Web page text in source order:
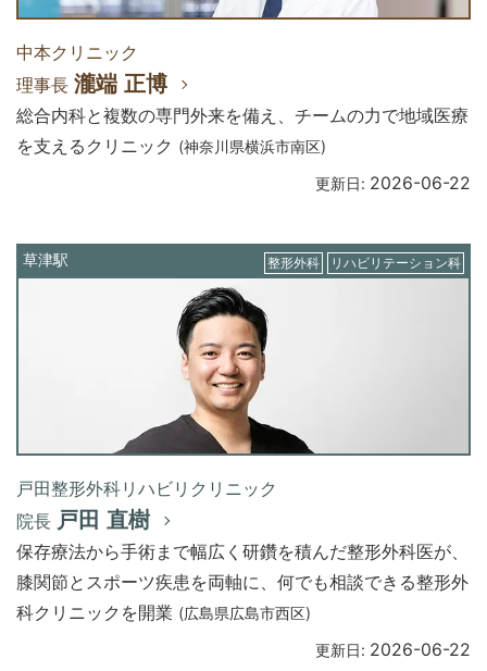
中本クリニック
理事長 瀧端 正博
総合内科と複数の専門外来を備え、チームの力で地域医療
を支えるクリニック (神奈川県横浜市南区)
更新日: 2026-06-22
戸田整形外科リハビリクリニック
院長 戸田 直樹
保存療法から手術まで幅広く研鑽を積んだ整形外科医が、
膝関節とスポーツ疾患を両軸に、何でも相談できる整形外
科クリニックを開業 (広島県広島市西区)
草津駅 整形外科 リハビリテーション科
更新日: 2026-06-22